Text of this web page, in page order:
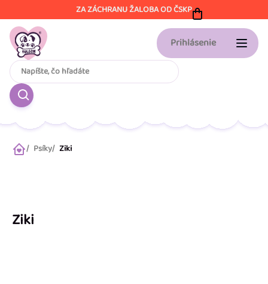
na
obsah
ZA ZÁCHRANU ŽALOBA OD ČSKP
Prihlásenie
DomovPsíky Ziki
Ziki